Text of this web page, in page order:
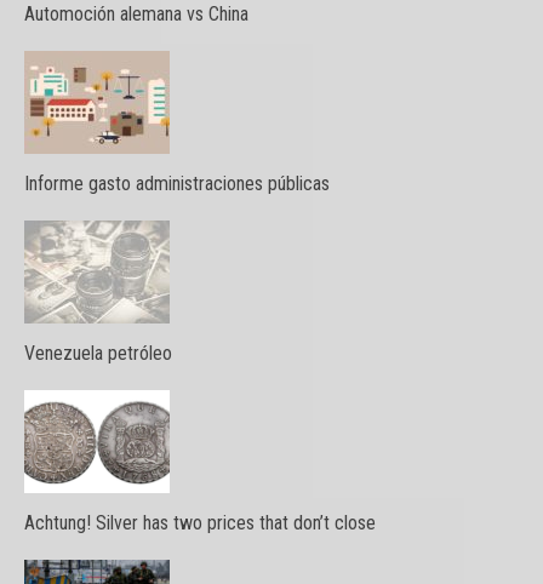
Automoción alemana vs China
Informe gasto administraciones públicas
Venezuela petróleo
Achtung! Silver has two prices that don’t close